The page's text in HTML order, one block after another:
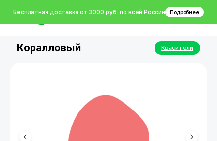
Бесплатная доставка от 3000 руб. по всей России Подробнее
Коралловый Красители